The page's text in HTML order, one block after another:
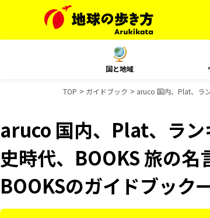
国と地域
TOP ガイドブック aruco 国内、Plat、ラ
aruco 国内、Plat、ラン
史時代、BOOKS 旅の名
BOOKSのガイドブック